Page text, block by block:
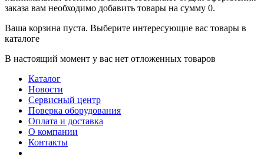
заказа вам необходимо добавить товары на сумму 0.
Ваша корзина пуста. Выберите интересующие вас товары в
каталоге
В настоящий момент у вас нет отложенных товаров
Каталог
Новости
Сервисный центр
Поверка оборудования
Оплата и доставка
О компании
Контакты